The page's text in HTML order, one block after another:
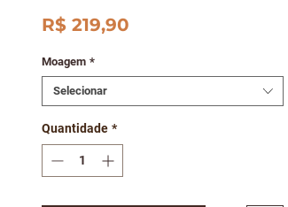
R$ 219,90Preço
Moagem *
Selecionar
Quantidade *